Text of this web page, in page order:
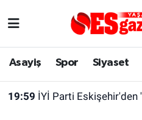
Asayiş Spor Siyaset
19:59 İYİ Parti Eskişehir'den
Asayiş
Yaşam
Eskişehir Nöbetçi